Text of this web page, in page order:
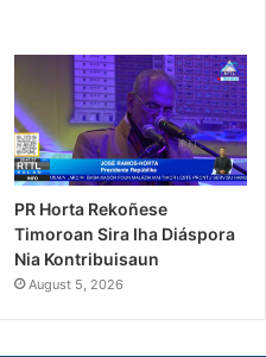
PR Horta Rekoñese
Timoroan Sira Iha Diáspora
Nia Kontribuisaun
August 5, 2026